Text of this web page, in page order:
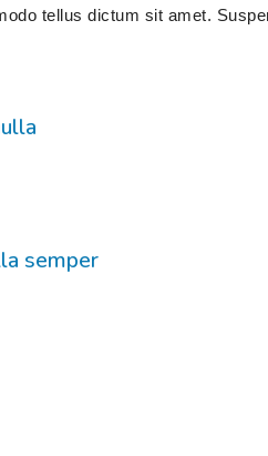
tellus dictum sit amet.
semper